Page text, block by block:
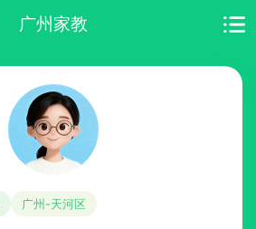
广州家教
广州-天河区